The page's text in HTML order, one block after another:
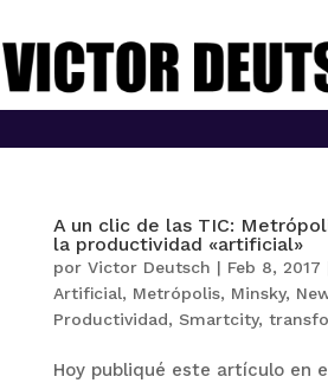
A un clic de las TIC:
la productividad «artificial»
por Victor Deutsch | Feb 8, 2017
Artificial, Metrópolis, Minsky,
Productividad, Smartcity,
Hoy publiqué este artículo en